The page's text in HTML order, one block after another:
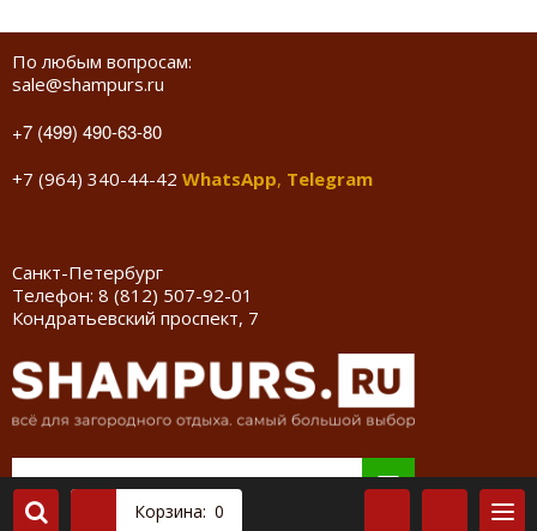
По любым вопросам:
sale@shampurs.ru
+7 (499) 490-63-80
+7 (964) 340-44-42 WhatsApp, Telegram
Санкт-Петербург
Телефон: 8 (812) 507-92-01
Кондратьевский проспект, 7
Корзина: 0